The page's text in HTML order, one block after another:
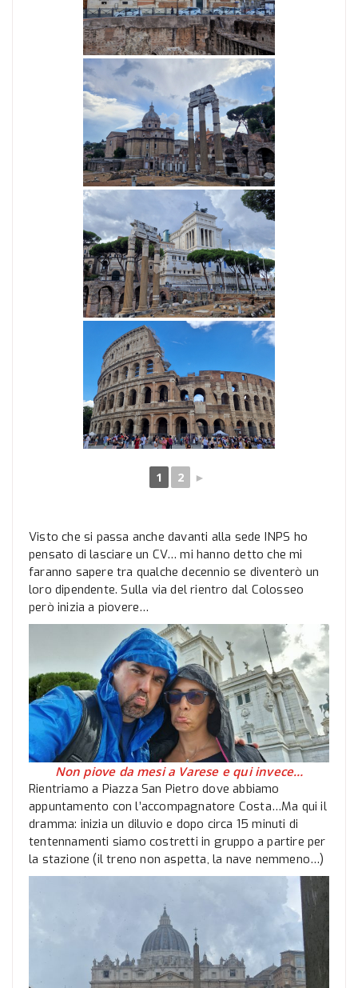
1 2 ►
Visto che si passa anche davanti alla sede INPS ho
pensato di lasciare un CV… mi hanno detto che mi
faranno sapere tra qualche decennio se diventerò un
loro dipendente. Sulla via del rientro dal Colosseo
però inizia a piovere…
Non piove da mesi a Varese e qui invece…
Rientriamo a Piazza San Pietro dove abbiamo
appuntamento con l’accompagnatore Costa…Ma qui il
dramma: inizia un diluvio e dopo circa 15 minuti di
tentennamenti siamo costretti in gruppo a partire per
la stazione (il treno non aspetta, la nave nemmeno…)